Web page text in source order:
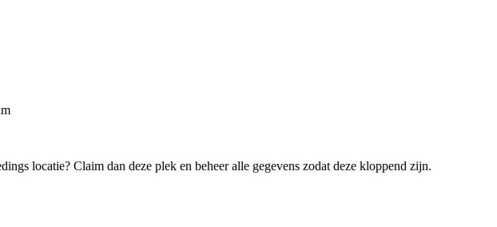
locatie? Claim dan deze plek en beheer alle gegevens zodat deze kloppend zijn.